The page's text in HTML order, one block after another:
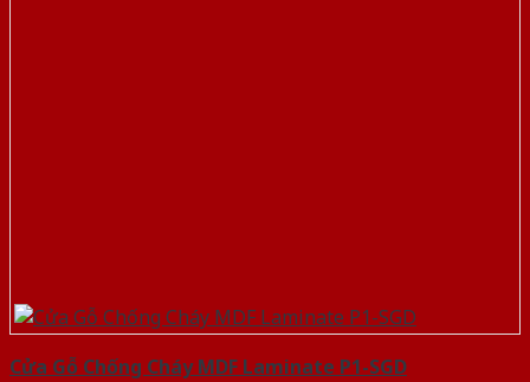
Cửa Gỗ Chống Cháy MDF Laminate P1-SGD